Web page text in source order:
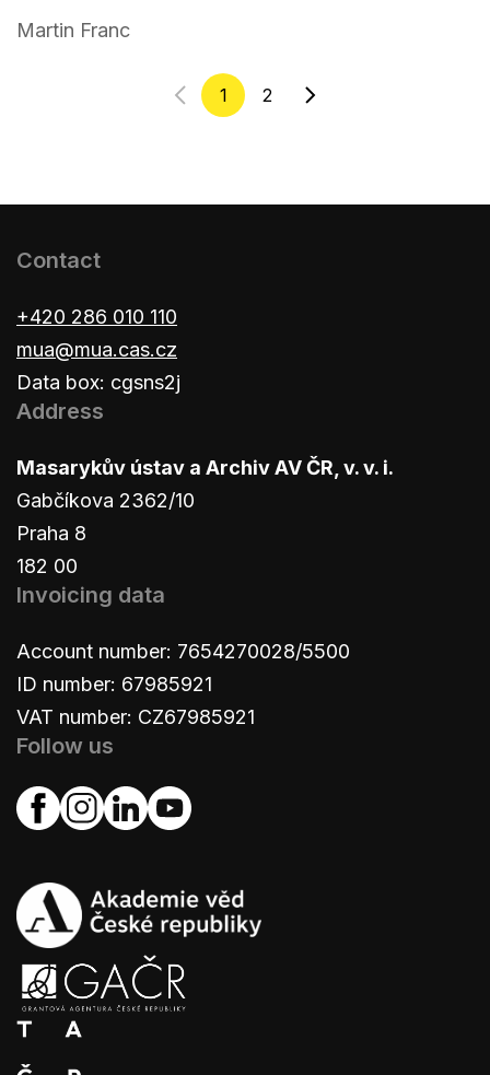
Martin Franc
1 2
Contact
+420 286 010 110
mua@mua.cas.cz
Data box: cgsns2j
Address
Masarykův ústav a Archiv AV ČR, v. v. i.
Gabčíkova 2362/10
Praha 8
182 00
Invoicing data
Account number: 7654270028/5500
ID number: 67985921
VAT number: CZ67985921
Follow us